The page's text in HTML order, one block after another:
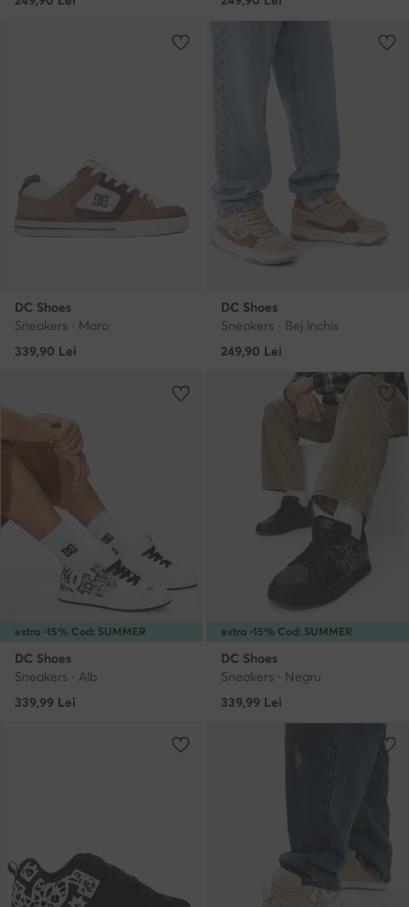
DC Shoes
Sneakers · Maro
339,90 Lei
DC Shoes
Sneakers · Bej închis
249,90 Lei
extra -15% Cod: SUMMER
DC Shoes
Sneakers · Alb
339,99 Lei
extra -15% Cod: SUMMER
DC Shoes
Sneakers · Negru
339,99 Lei